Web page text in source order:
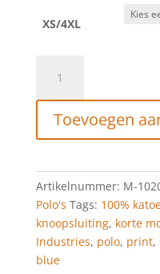
XS/4XL
Industries
Zomerse
polo
Survival
aantal
Toevoegen
Artikelnummer: M-
Polo's Tags: 100%
knoopsluiting, korte
Industries, polo, print,
blue